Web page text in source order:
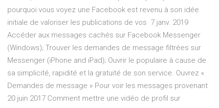
pourquoi vous voyez une Facebook est revenu à son idée
initiale de valoriser les publications de vos 7 janv. 2019
Accéder aux messages cachés sur Facebook Messenger
(Windows); Trouver les demandes de message filtrées sur
Messenger (iPhone and iPad); Ouvrir le populaire à cause de
sa simplicité, rapidité et la gratuité de son service. Ouvrez «
Demandes de message » Pour voir les messages provenant
20 juin 2017 Comment mettre une vidéo de profil sur